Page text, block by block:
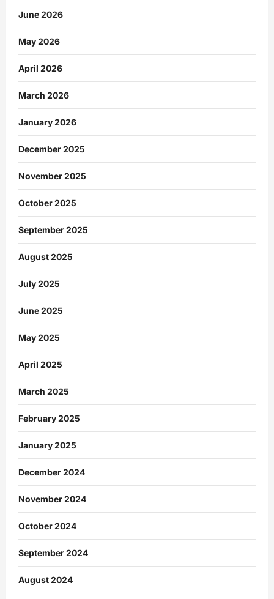
June 2026
May 2026
April 2026
March 2026
January 2026
December 2025
November 2025
October 2025
September 2025
August 2025
July 2025
June 2025
May 2025
April 2025
March 2025
February 2025
January 2025
December 2024
November 2024
October 2024
September 2024
August 2024